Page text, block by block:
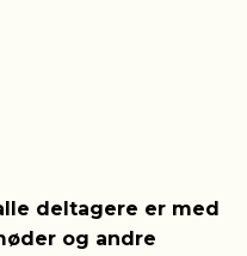
deltagere er med
og andre